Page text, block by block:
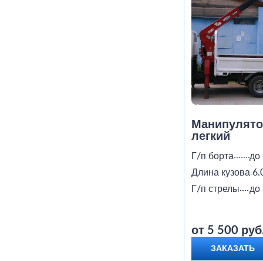
легкий
Г/п борта
до
Длина кузова
Г/п стрелы
до
от 5 500
ЗАКАЗАТЬ